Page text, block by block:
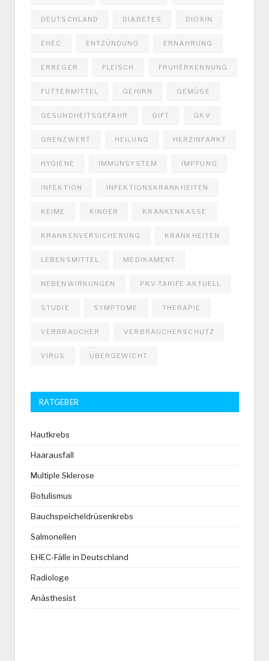
DEUTSCHLAND DIABETES DIOXIN
EHEC ENTZÜNDUNG ERNÄHRUNG
ERREGER FLEISCH FRÜHERKENNUNG
FUTTERMITTEL GEHIRN GEMÜSE
GESUNDHEITSGEFAHR GIFT GKV
GRENZWERT HEILUNG HERZINFARKT
HYGIENE IMMUNSYSTEM IMPFUNG
INFEKTION INFEKTIONSKRANKHEITEN
KEIME KINDER KRANKENKASSE
KRANKENVERSICHERUNG KRANKHEITEN
LEBENSMITTEL MEDIKAMENT
NEBENWIRKUNGEN PKV-TARIFE AKTUELL
STUDIE SYMPTOME THERAPIE
VERBRAUCHER VERBRAUCHERSCHUTZ
VIRUS ÜBERGEWICHT
RATGEBER
Hautkrebs
Haarausfall
Multiple Sklerose
Botulismus
Bauchspeicheldrüsenkrebs
Salmonellen
EHEC-Fälle in Deutschland
Radiologe
Anästhesist